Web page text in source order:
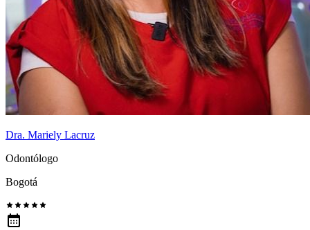
Dra. Mariely Lacruz
Odontólogo
Bogotá